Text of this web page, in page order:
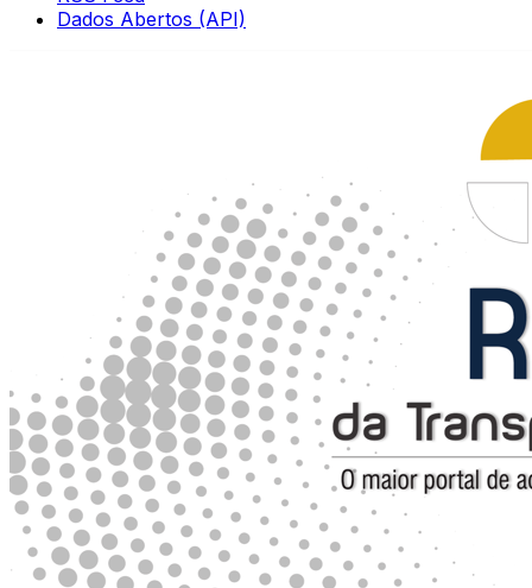
Dados Abertos (API)